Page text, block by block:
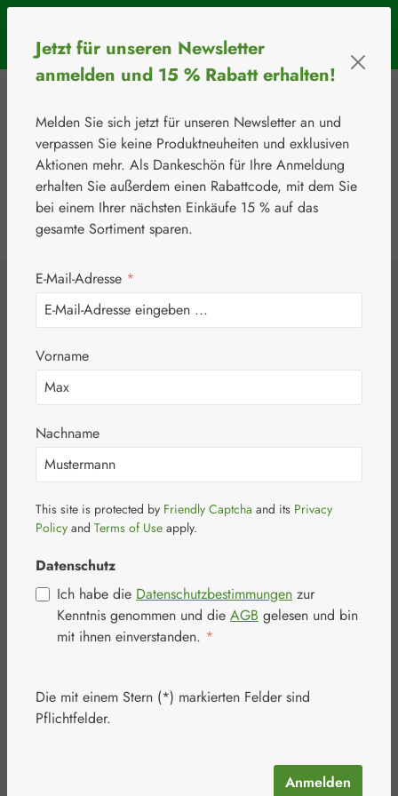
RabattcodeBIOS55 € Rabatt ab einem Warenkorbwert von 50 €.
Werkzeugleiste anzeigen
⚘ Handelsware
Nahrungsergänzungsmittel
Junek Europ-Vertrieb GmbH
Herz Schutz Junek
Kapseln
Bildergalerie überspringen
Jetzt für unseren Newsletter
anmelden und 15 % Rabatt erhalten!
Melden Sie sich jetzt für unseren Newsletter an und
verpassen Sie keine Produktneuheiten und exklusiven
Aktionen mehr. Als Dankeschön für Ihre Anmeldung
erhalten Sie außerdem einen Rabattcode, mit dem Sie
bei einem Ihrer nächsten Einkäufe 15 % auf das
gesamte Sortiment sparen.
E-Mail-Adresse *
Vorname
Nachname
This site is protected by Friendly Captcha and its Privacy
Policy and Terms of Use apply.
Datenschutz
Ich habe die Datenschutzbestimmungen zur
Kenntnis genommen und die AGB gelesen und bin
mit ihnen einverstanden. *
Die mit einem Stern (*) markierten Felder sind
Pflichtfelder.
Anmelden